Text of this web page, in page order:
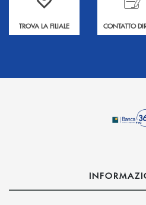
TROVA LA FILIALE CONTATTO